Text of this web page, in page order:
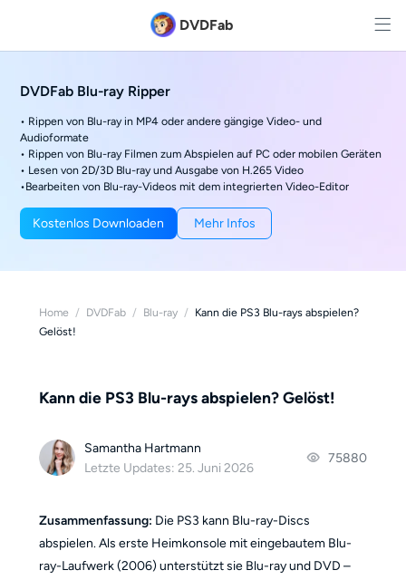
DVDFab
DVDFab Blu-ray Ripper
• Rippen von Blu-ray in MP4 oder andere gängige Video- und
Audioformate
• Rippen von Blu-ray Filmen zum Abspielen auf PC oder mobilen Geräten
• Lesen von 2D/3D Blu-ray und Ausgabe von H.265 Video
•Bearbeiten von Blu-ray-Videos mit dem integrierten Video-Editor
Kostenlos Downloaden Mehr Infos
Home / DVDFab / Blu-ray / Kann die PS3 Blu-rays abspielen?
Gelöst!
Kann die PS3 Blu-rays abspielen? Gelöst!
Samantha Hartmann
Letzte Updates: 25. Juni 2026
75880
Zusammenfassung: Die PS3 kann Blu-ray-Discs
abspielen. Als erste Heimkonsole mit eingebautem Blu-
ray-Laufwerk (2006) unterstützt sie Blu-ray und DVD –